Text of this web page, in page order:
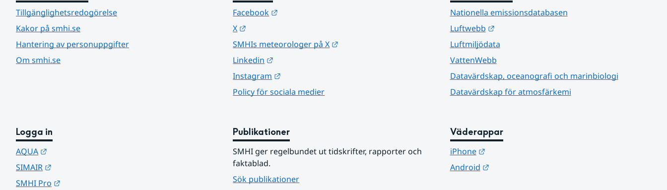
Tillgänglighetsredogörelse
Kakor på smhi.se
Hantering av personuppgifter
Om smhi.se
Facebook
X
SMHIs meteorologer på X
Linkedin
Instagram
Policy för sociala medier
Nationella emissionsdatabasen
Luftwebb
Länk till annan webbplats.
Luftmiljödata
VattenWebb
Datavärdskap, oceanografi och marinbiologi
Datavärdskap för atmosfärkemi
Logga in
AQUA
SIMAIR
SMHI Pro
Publikationer
SMHI ger regelbundet ut tidskrifter, rapporter och
faktablad.
Sök publikationer
Väderappar
iPhone
Länk till annan webbplats.
Android
Länk till annan webbplats.